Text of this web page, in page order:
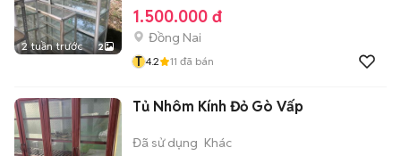
2 tuần trước 2
1.500.000 đ
Đồng Nai
T 4.2 11 đã bán
Tủ Nhôm Kính Đỏ Gò Vấp
Đã sử dụng Khác